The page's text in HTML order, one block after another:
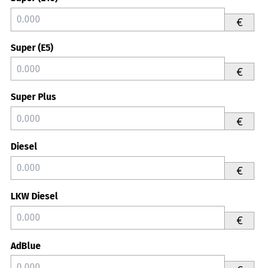
€
Super (E5)
€
Super Plus
€
Diesel
€
LKW Diesel
€
AdBlue